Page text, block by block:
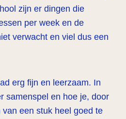
zijn er dingen die
per week en de
verwacht en viel dus een
erg fijn en leerzaam. In
samenspel en hoe je, door
een stuk heel goed te